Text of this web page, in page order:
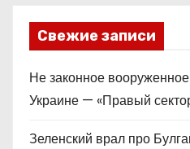
Свежие записи
Не законное
Украине — «Правый
Зеленский врал про